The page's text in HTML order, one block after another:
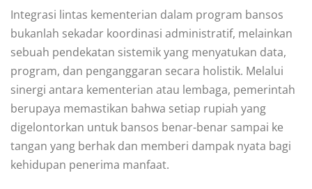
Integrasi lintas kementerian dalam program bansos
bukanlah sekadar koordinasi administratif, melainkan
sebuah pendekatan sistemik yang menyatukan data,
program, dan penganggaran secara holistik. Melalui
sinergi antara kementerian atau lembaga, pemerintah
berupaya memastikan bahwa setiap rupiah yang
digelontorkan untuk bansos benar-benar sampai ke
tangan yang berhak dan memberi dampak nyata bagi
kehidupan penerima manfaat.